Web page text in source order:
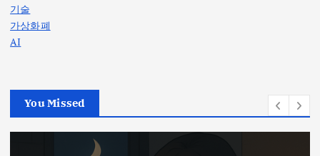
기술
가상화폐
AI
You Missed